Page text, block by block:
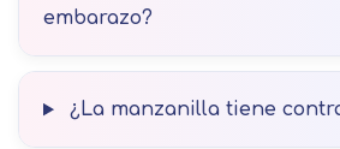
embarazo?
¿La manzanilla tiene